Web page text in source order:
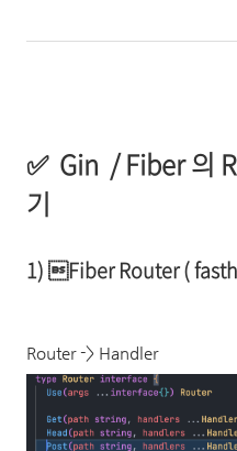
✅ Gin / Fiber 의
기
1) Fiber Router (
Router -> Handler